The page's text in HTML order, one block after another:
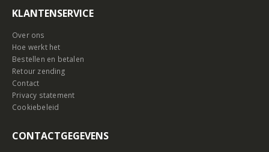
KLANTENSERVICE
Over ons
Hoe werkt het
Bestellen en betalen
Retour zending
Contact
Privacy statement
Cookiebeleid
CONTACTGEGEVENS